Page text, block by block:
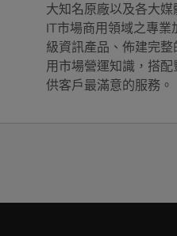
大知名原廠以及各大
IT市場商用領域之專
級資訊產品、佈建完
用市場營運知識，搭
供客戶最滿意的服務。